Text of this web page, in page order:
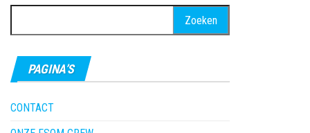
naar:
PAGINA’S
CONTACT